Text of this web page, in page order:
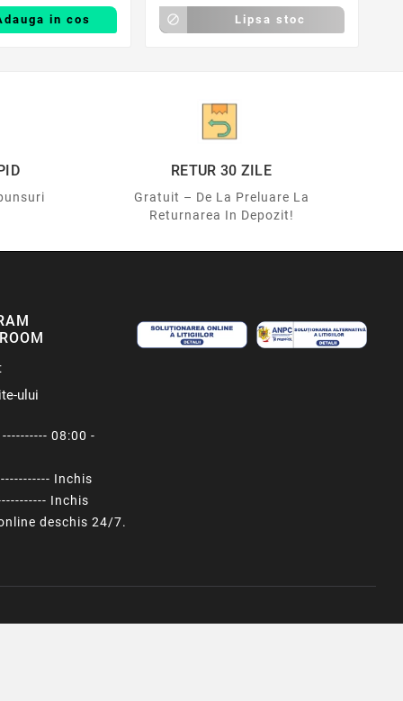
in cos  Lipsa stoc
RETUR 30 ZILE
Gratuit – De La Preluare La
Returnarea In Depozit!
ului
08:00 -
Inchis
Inchis
deschis 24/7.